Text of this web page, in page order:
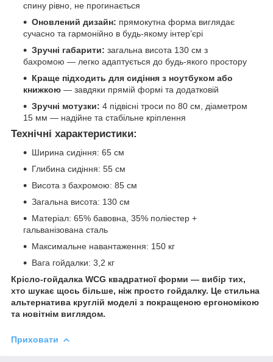
спину рівно, не прогинається
Оновлений дизайн: прямокутна форма виглядає
сучасно та гармонійно в будь-якому інтер’єрі
Зручні габарити: загальна висота 130 см з
бахромою — легко адаптується до будь-якого простору
Краще підходить для сидіння з ноутбуком або
книжкою — завдяки прямій формі та додатковій
Зручні мотузки: 4 підвісні троси по 80 см, діаметром
15 мм — надійне та стабільне кріплення
Технічні характеристики:
Ширина сидіння: 65 см
Глибина сидіння: 55 см
Висота з бахромою: 85 см
Загальна висота: 130 см
Матеріал: 65% бавовна, 35% поліестер +
гальванізована сталь
Максимальне навантаження: 150 кг
Вага гойдалки: 3,2 кг
Крісло-гойдалка WCG квадратної форми — вибір тих,
хто шукає щось більше, ніж просто гойдалку. Це стильна
альтернатива круглій моделі з покращеною ергономікою
та новітнім виглядом.
Приховати